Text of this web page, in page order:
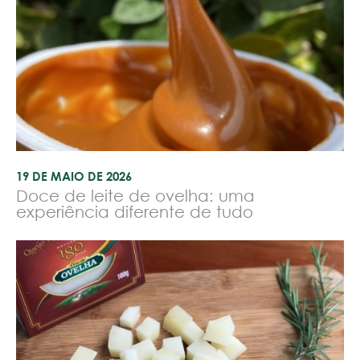
19 DE MAIO DE 2026
Doce de leite de ovelha: uma
experiência diferente de tudo